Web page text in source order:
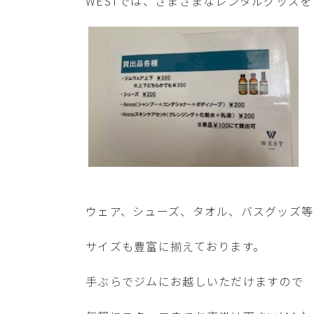
ウェア、シューズ、タオル、バスグッズ等
サイズも豊富に揃えております。
手ぶらでジムにお越しいただけますので